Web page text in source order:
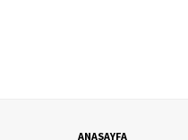
ANASAYFA